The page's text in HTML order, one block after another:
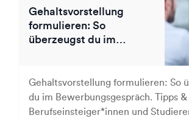
Gehaltsvorstellung
formulieren: So
überzeugst du im
Gehaltsvorstellung formulieren: So
du im Bewerbungsgespräch. Tipps
Berufseinsteiger*innen und